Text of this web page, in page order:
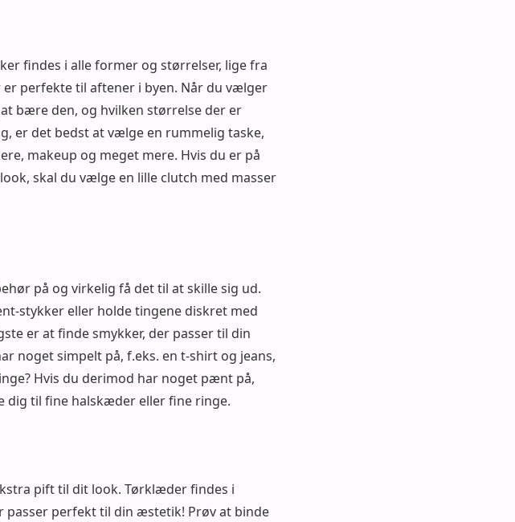
findes i alle former og størrelser, lige fra
perfekte til aftener i byen. Når du vælger
bære den, og hvilken størrelse der er
er det bedst at vælge en rummelig taske,
makeup og meget mere. Hvis du er på
skal du vælge en lille clutch med masser
på og virkelig få det til at skille sig ud.
stykker eller holde tingene diskret med
er at finde smykker, der passer til din
noget simpelt på, f.eks. en t-shirt og jeans,
Hvis du derimod har noget pænt på,
dig til fine halskæder eller fine ringe.
pift til dit look. Tørklæder findes i
passer perfekt til din æstetik! Prøv at binde